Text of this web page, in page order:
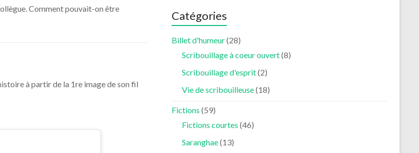
Comment pouvait-on être
à partir de la 1re image de son fil
Catégories
Billet d'humeur(28)
Scribouillage à coeur ouvert(8)
Scribouillage d'esprit(2)
Vie de scribouilleuse(18)
Fictions (59)
Fictions courtes (46)
Saranghae(13)